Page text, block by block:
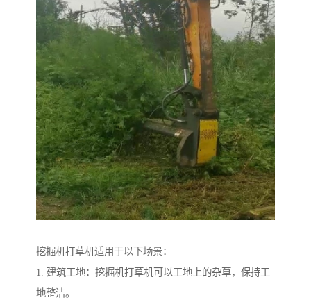
挖掘机打草机适用于以下场景：
1. 建筑工地：挖掘机打草机可以工地上的杂草，保持工
地整洁。